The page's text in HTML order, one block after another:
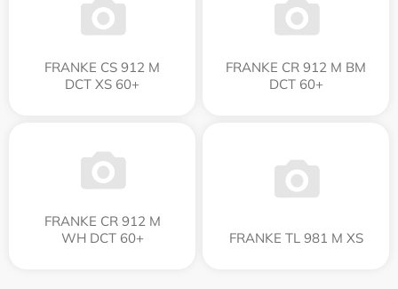
FRANKE CS 912 M
DCT XS 60+
FRANKE CR 912 M BM
DCT 60+
FRANKE CR 912 M
WH DCT 60+
FRANKE TL 981 M XS